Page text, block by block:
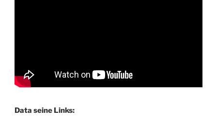
Data seine Links: